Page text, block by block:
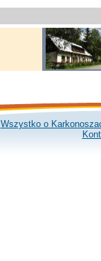
Wszystko o